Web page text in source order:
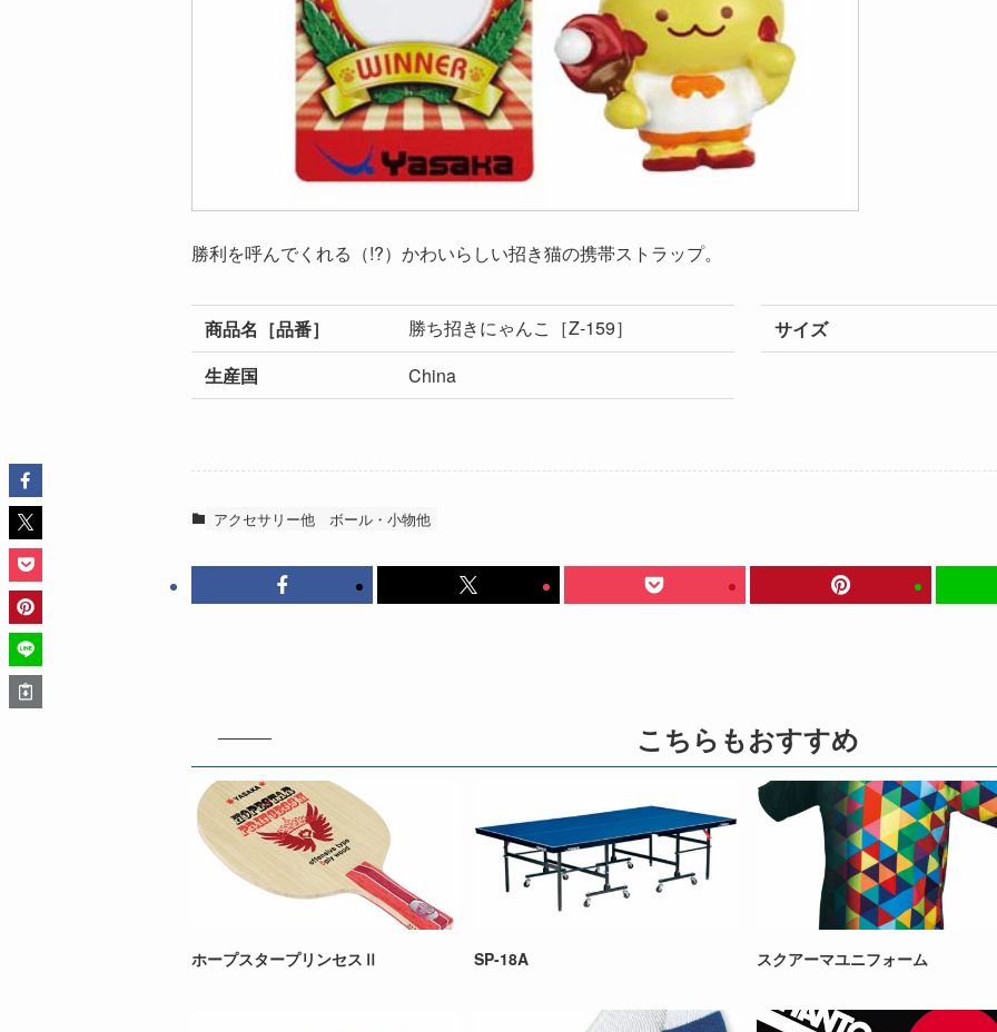
勝利を呼んでくれる（!?）かわいらしい招き猫の携帯ストラップ。
商品名［品番］
勝ち招きにゃんこ［Z-159］
生産国
China
サイズ
アクセサリー他 ボール・小物他
こちらもおすすめ
ホープスタープリンセスⅡ SP-18A スクアーマユニフォーム